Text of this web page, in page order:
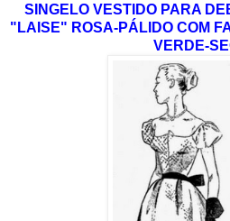
SINGELO VESTIDO PARA
"LAISE" ROSA-PÁLIDO COM
VERDE-